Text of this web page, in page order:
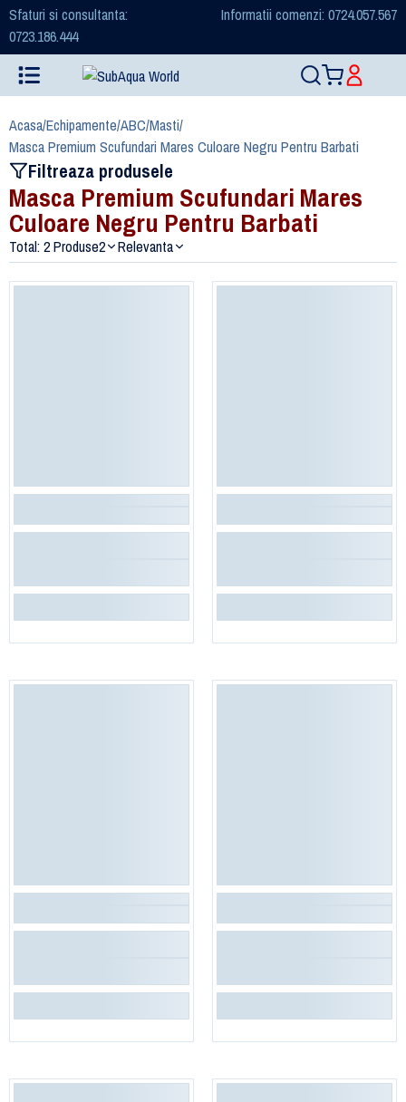
Sfaturi si consultanta:
0723.186.444
Informatii comenzi: 0724.057.567
Acasa/Echipamente/ABC/Masti/
Masca Premium Scufundari Mares Culoare Negru Pentru Barbati
Filtreaza produsele
Masca Premium Scufundari Mares
Culoare Negru Pentru Barbati
Total: 2 Produse2 Relevanta